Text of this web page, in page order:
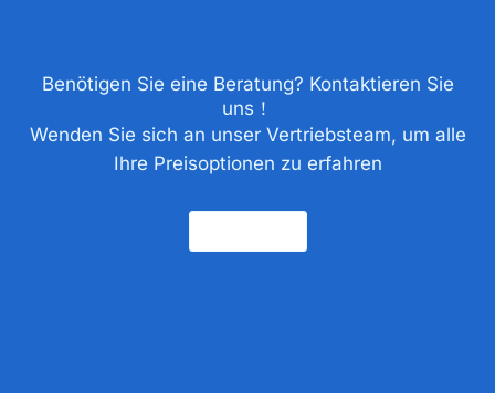
Benötigen Sie eine Beratung? Kontaktieren Sie
uns！
Wenden Sie sich an unser Vertriebsteam, um alle
Ihre Preisoptionen zu erfahren